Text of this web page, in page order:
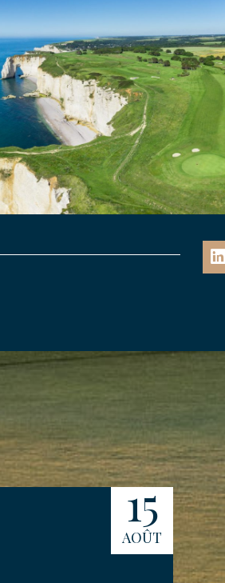
15
AOÛT
à enregistrer mes